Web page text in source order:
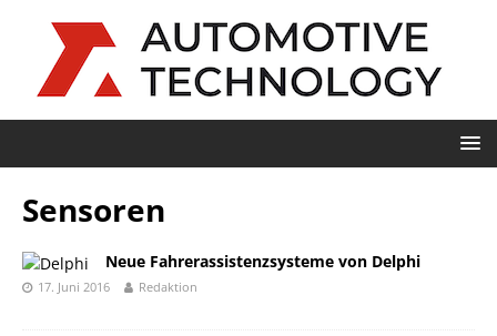
Sensoren
Neue Fahrerassistenzsysteme von Delphi
17. Juni 2016 Redaktion